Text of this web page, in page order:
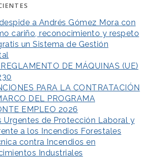
a Andrés Gómez Mora con
cariño, reconocimiento y respeto
un Sistema de Gestión
DE MÁQUINAS (UE)
PARA LA CONTRATACIÓN
DEL PROGRAMA
EMPLEO 2026
Urgentes de Protección Laboral y
a los Incendios Forestales
contra Incendios en
Industriales